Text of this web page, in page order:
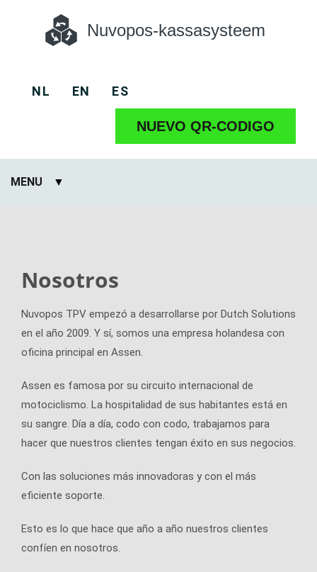
Nuvopos-kassasysteem
NL EN ES
NUEVO QR-CODIGO
MENU
Nosotros
Nuvopos TPV empezó a desarrollarse por Dutch Solutions
en el año 2009. Y sí, somos una empresa holandesa con
oficina principal en Assen.
Assen es famosa por su circuito internacional de
motociclismo. La hospitalidad de sus habitantes está en
su sangre. Día a día, codo con codo, trabajamos para
hacer que nuestros clientes tengan éxito en sus negocios.
Con las soluciones más innovadoras y con el más
eficiente soporte.
Esto es lo que hace que año a año nuestros clientes
confíen en nosotros.